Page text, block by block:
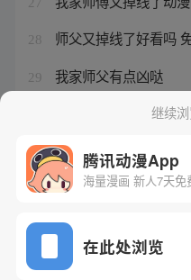
28 师父又掉线了好看吗
29 我家师父有点凶哒
继续
腾讯动漫App
海量漫画 新人7天免
在此处浏览
网站备案/许可证
Copyright©1998 - 2026